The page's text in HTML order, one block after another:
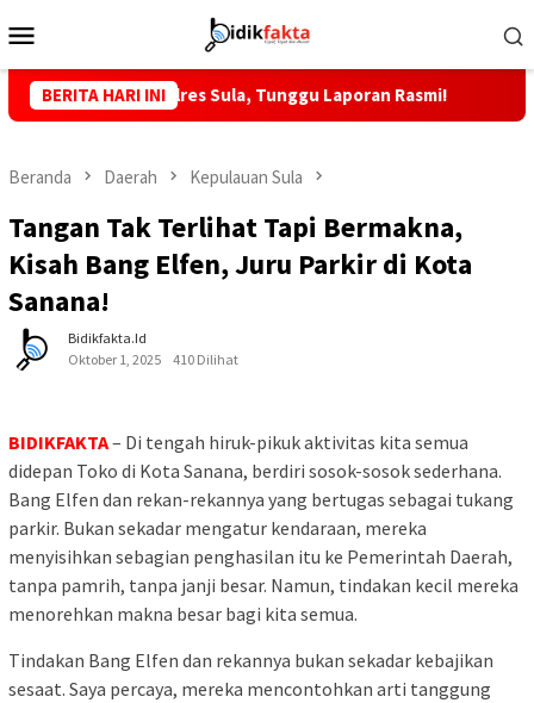
ke
Mobile
BERITA HARI INI
MTP, Kapolres Sula, Tunggu Laporan Rasmi! KKLI STAI
Beranda Daerah Kepulauan Sula
Tangan Tak Terlihat Tapi Bermakna,
Kisah Bang Elfen, Juru Parkir di Kota
Sanana!
Bidikfakta.id
Oktober 1, 2025
410 Dilihat
BIDIKFAKTA– Di tengah hiruk-pikuk aktivitas kita semua
didepan Toko di Kota Sanana, berdiri sosok-sosok sederhana.
Bang Elfen dan rekan-rekannya yang bertugas sebagai tukang
parkir. Bukan sekadar mengatur kendaraan, mereka
menyisihkan sebagian penghasilan itu ke Pemerintah Daerah,
tanpa pamrih, tanpa janji besar. Namun, tindakan kecil mereka
menorehkan makna besar bagi kita semua.
Tindakan Bang Elfen dan rekannya bukan sekadar kebajikan
sesaat. Saya percaya, mereka mencontohkan arti tanggung